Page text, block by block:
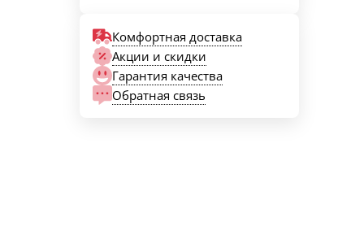
Комфортная доставка
Акции и скидки
Гарантия качества
Обратная связь